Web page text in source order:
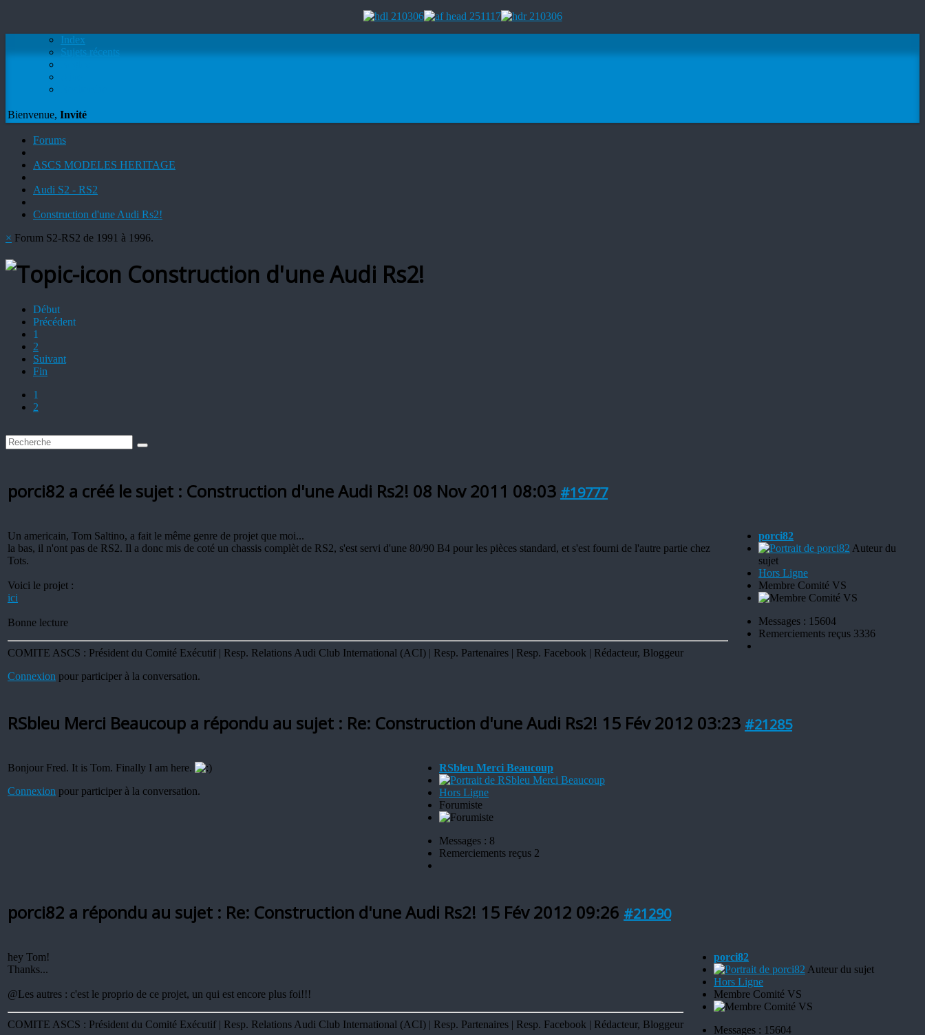
Index
Sujets récents
Bienvenue, Invité
Forums
ASCS MODELES HERITAGE
Audi S2 - RS2
Construction d'une Audi Rs2!
× Forum S2-RS2 de 1991 à 1996.
Construction d'une Audi Rs2!
Début
Précédent
1
2
Suivant
Fin
1
2
porci82 a créé le sujet : Construction d'une Audi Rs2! 08 Nov 2011 08:03 #19777
Un americain, Tom Saltino, a fait le même genre de projet que moi...
la bas, il n'ont pas de RS2. Il a donc mis de coté un chassis complèt de RS2, s'est servi d'une 80/90 B4 pour les pièces standard, et s'est fourni de l'autre partie chez
Tots.
Voici le projet :
ici
Bonne lecture
COMITE ASCS : Président du Comité Exécutif | Resp. Relations Audi Club International (ACI) | Resp. Partenaires | Resp. Facebook | Rédacteur, Bloggeur
Connexion pour participer à la conversation.
porci82
Auteur du
sujet
Hors Ligne
Membre Comité VS
Messages : 15604
Remerciements reçus 3336
RSbleu Merci Beaucoup a répondu au sujet : Re: Construction d'une Audi Rs2! 15 Fév 2012 03:23 #21285
Bonjour Fred. It is Tom. Finally I am here.
Connexion pour participer à la conversation.
RSbleu Merci Beaucoup
Hors Ligne
Forumiste
Messages : 8
Remerciements reçus 2
porci82 a répondu au sujet : Re: Construction d'une Audi Rs2! 15 Fév 2012 09:26 #21290
hey Tom!
Thanks...
@Les autres : c'est le proprio de ce projet, un qui est encore plus foi!!!
COMITE ASCS : Président du Comité Exécutif | Resp. Relations Audi Club International (ACI) | Resp. Partenaires | Resp. Facebook | Rédacteur, Bloggeur
porci82
Auteur du sujet
Hors Ligne
Membre Comité VS
Messages : 15604